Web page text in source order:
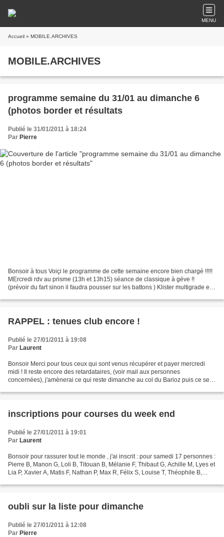
MENU
Accueil » MOBILE.ARCHIVES
MOBILE.ARCHIVES
programme semaine du 31/01 au dimanche 6
(photos border et résultats
Publié le 31/01/2011 à 18:24
Par Pierre
Bonsoir à tous Voiçi le programme de cette semaine encore bien chargé !!!!!
MErcredi rdv au prisme (13h et 13h15) séance de classique à géve !!
(prévoir du fart sinon il faudra pousser sur les battons ) Klister multigrade et
RAPPEL : tenues club encore !
Publié le 27/01/2011 à 19:08
Par Laurent
Bonsoir Merci pour tous ceux qui sont venus récupérer et payer mercredi
midi ! Il reste encore des retardataires, (voir mail aux personnes
concernées), j'amènerai ce qui reste dimanche au col du Barioz puis ce sera
inscriptions pour courses du week end
Publié le 27/01/2011 à 19:01
Par Laurent
Bonsoir pour rassurer tout le monde , j'ai inscrit : pour samedi 17 personnes :
Pierre B, Manon G, Loli B, Titouan B, Mélanie F, Thibaut G, Achille M, Lyes et
Lia P, Xavier A, Matis F, Nathan P, Max R, Félix S, Louise T, Théophile B,
oubli sur la liste pour dimanche
Publié le 27/01/2011 à 12:08
Par Pierre